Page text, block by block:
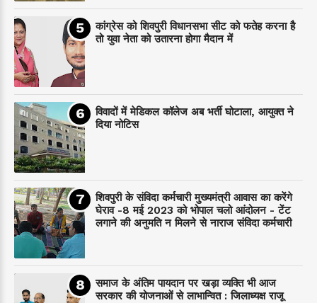
कांग्रेस को शिवपुरी विधानसभा सीट को फतेह करना है
तो युवा नेता को उतारना होगा मैदान में
विवादों में मेडिकल कॉलेज अब भर्ती घोटाला, आयुक्त ने
दिया नोटिस
शिवपुरी के संविदा कर्मचारी मुख्यमंत्री आवास का करेंगे
घेराव -8 मई 2023 को भोपाल चलो आंदोलन - टेंट
लगाने की अनुमति न मिलने से नाराज संविदा कर्मचारी
समाज के अंतिम पायदान पर‌ खड़ा व्यक्ति भी आज
सरकार की योजनाओं से लाभान्वित : जिलाध्यक्ष राजू